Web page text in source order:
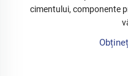
cimentului, componente